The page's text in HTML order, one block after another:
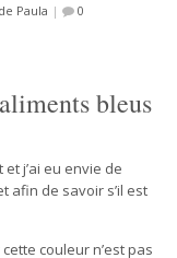
Paula |
0
bleus
j’ai eu envie de
afin de savoir s’il est
couleur n’est pas